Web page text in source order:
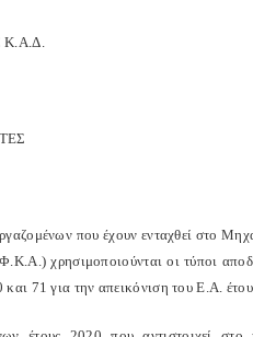
Κ.Α.Δ.
που έχουν ενταχθεί στο
χρησιμοποιούνται οι τύποι
71 για την απεικόνιση του Ε.Α.